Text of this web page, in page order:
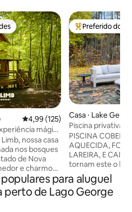
dos hóspedes
4,99 de uma avaliação média de
4,99 (125)
mágica
nossa casa
nos bosques
de Nova
e charmoso
tranquila e
casais ou
procuram se
Entre os
Preferido dos
Casa ⋅ Lake
Piscina privativa |
luxo
PISCINA
AQUECIDA,
LAREIRA, E CAIS
tornam este o
experimentar a
Este espaço tem
exclusivas,
para aluguel
de Lago George